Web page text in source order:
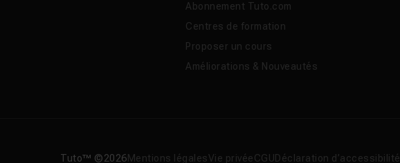
Abonnement Tuto.com
Centres de formation
Proposer un cours
Améliorations & Nouveautés
Tuto™ ©2026Mentions légalesVie privéeCGU Déclaration d’accessibilité